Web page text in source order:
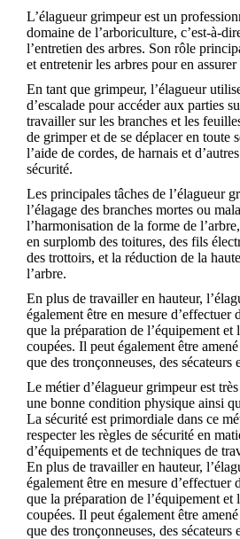
L’élagueur grimpeur est un
domaine de l’arboriculture, c’est-à-
l’entretien des arbres. Son rôle
et entretenir les arbres pour en
En tant que grimpeur, l’élagueur
d’escalade pour accéder aux parties
travailler sur les branches et les
de grimper et de se déplacer en toute
l’aide de cordes, de harnais et
sécurité.
Les principales tâches de l’élagueur
l’élagage des branches mortes ou
l’harmonisation de la forme de
en surplomb des toitures, des fils
des trottoirs, et la réduction de la
l’arbre.
En plus de travailler en hauteur,
également être en mesure d’effectuer
que la préparation de l’équipement et
coupées. Il peut également être
que des tronçonneuses, des sécateurs
Le métier d’élagueur grimpeur est
une bonne condition physique ainsi
La sécurité est primordiale dans ce
respecter les règles de sécurité en
d’équipements et de techniques de
En plus de travailler en hauteur,
également être en mesure d’effectuer
que la préparation de l’équipement et
coupées. Il peut également être
que des tronçonneuses, des sécateurs